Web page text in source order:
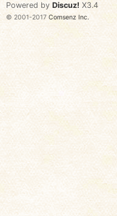
Powered by Discuz! X3.4
© 2001-2017 Comsenz Inc.